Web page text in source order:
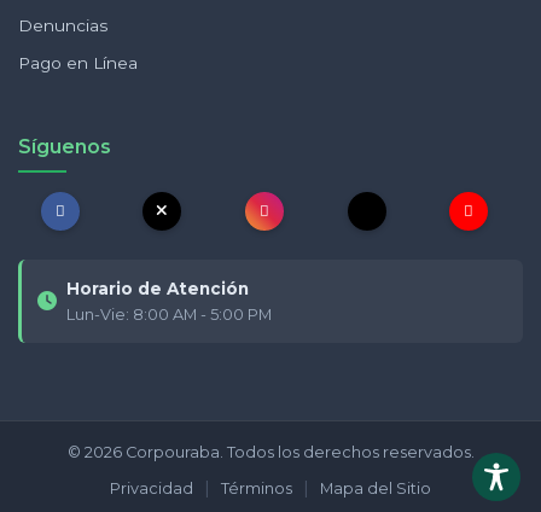
Denuncias
Pago en Línea
Síguenos
Horario de Atención
Lun-Vie: 8:00 AM - 5:00 PM
© 2026 Corpouraba. Todos los derechos reservados.
Privacidad
| Términos | Mapa del Sitio